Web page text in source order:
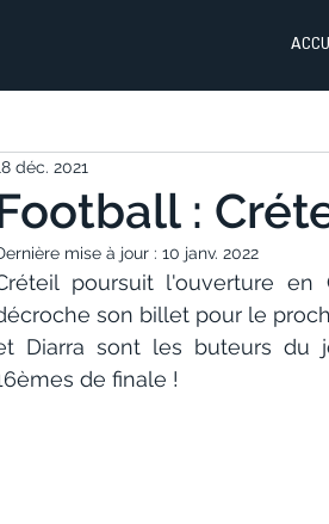
:
déc. 2021
mise à jour : 10 janv. 2022
poursuit l'ouverture en
son billet pour le
Diarra sont les buteurs du
de finale !